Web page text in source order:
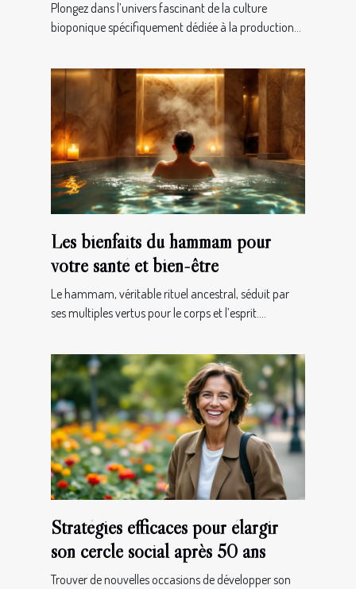
Plongez dans l’univers fascinant de la culture
bioponique spécifiquement dédiée à la production...
Les bienfaits du hammam pour
votre santé et bien-être
Le hammam, véritable rituel ancestral, séduit par
ses multiples vertus pour le corps et l’esprit....
Stratégies efficaces pour élargir
son cercle social après 50 ans
Trouver de nouvelles occasions de développer son